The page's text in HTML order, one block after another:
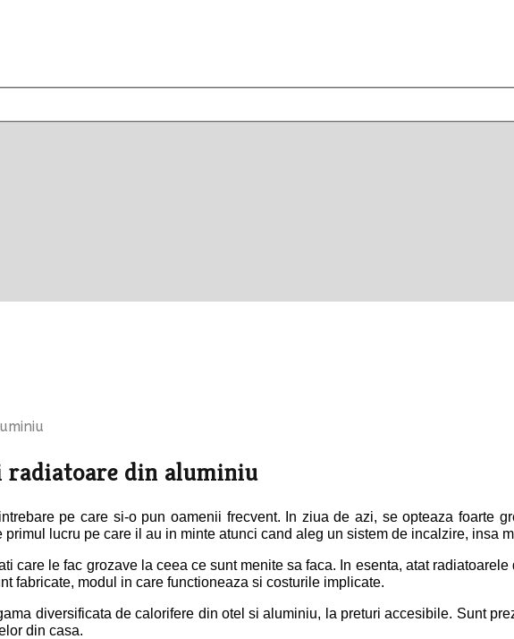
radiatoare din aluminiu
pe care si-o pun oamenii frecvent. In ziua de azi, se opteaza foarte
lucru pe care il au in minte atunci cand aleg un sistem de incalzire, insa
care le fac grozave la ceea ce sunt menite sa faca. In esenta, atat
fabricate, modul in care functioneaza si costurile implicate.
diversificata de calorifere din otel si aluminiu, la preturi accesibile. Sunt
din casa.